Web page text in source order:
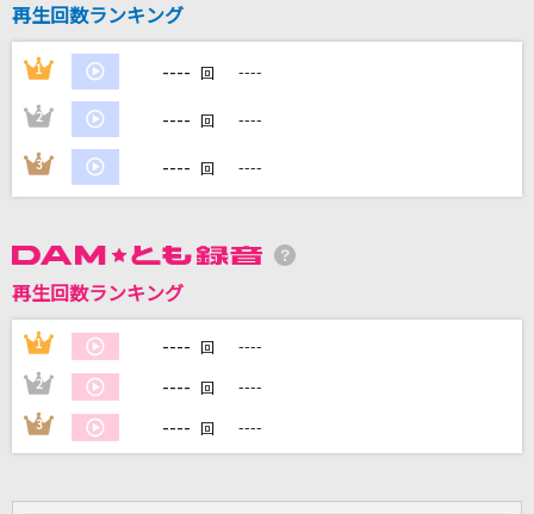
[生音]ラブ・ストーリーは突然に
小田和正
もっと見る
DAMの新曲・ランキングなど
DAMに会員登録・ログインして
自宅でカラオケ歌い放題！
再生回数ランキング
1 ---- 回 ----
2 ---- 回 ----
3 ---- 回 ----
再生回数ランキング
1 ---- 回 ----
2 ---- 回 ----
3 ---- 回 ----